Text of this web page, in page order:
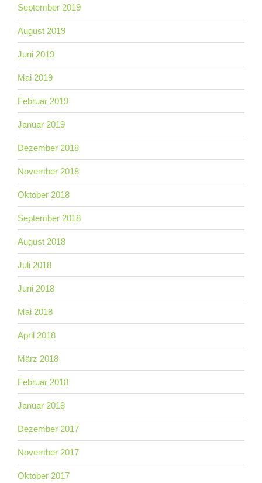
September 2019
August 2019
Juni 2019
Mai 2019
Februar 2019
Januar 2019
Dezember 2018
November 2018
Oktober 2018
September 2018
August 2018
Juli 2018
Juni 2018
Mai 2018
April 2018
März 2018
Februar 2018
Januar 2018
Dezember 2017
November 2017
Oktober 2017